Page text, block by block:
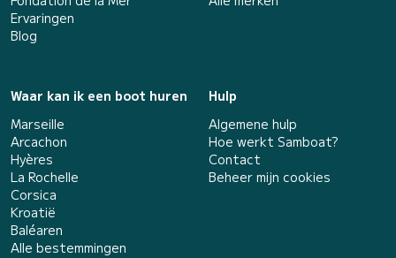
Ervaringen
Blog
Waar kan ik een boot huren
Marseille
Arcachon
Hyères
La Rochelle
Corsica
Kroatië
Baléaren
Alle bestemmingen
Hulp
Algemene hulp
Hoe werkt Samboat?
Contact
Beheer mijn cookies